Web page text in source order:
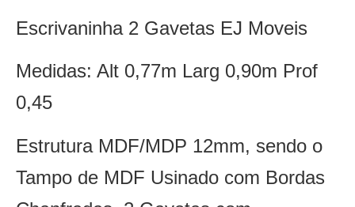
Escrivaninha 2 Gavetas EJ Moveis
Medidas: Alt 0,77m Larg 0,90m Prof
0,45
Estrutura MDF/MDP 12mm, sendo o
Tampo de MDF Usinado com Bordas